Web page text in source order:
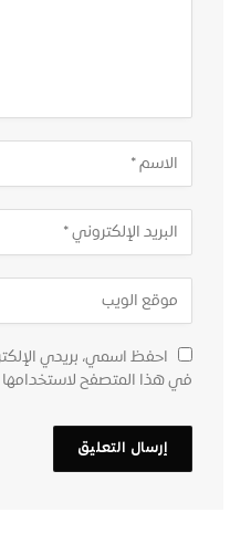
احفظ اسمي، بريدي
في هذا المتصفح لاستخدامها